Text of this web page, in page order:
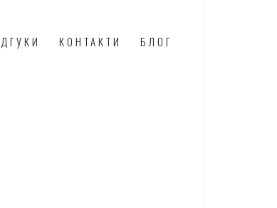
КОНТАКТИ БЛОГ